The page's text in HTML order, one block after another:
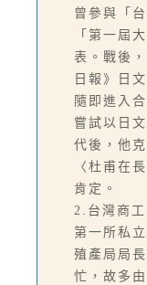
曾參與「
「第一屆
表。戰後
日報》日
隨即進入
嘗試以日
代後，他
〈杜甫在
肯定。
2.台灣商
第一所私
殖產局局
忙，故多